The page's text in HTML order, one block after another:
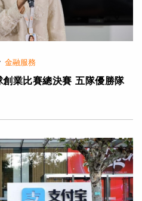
· 金融服務
業比賽總決賽 五隊優勝隊